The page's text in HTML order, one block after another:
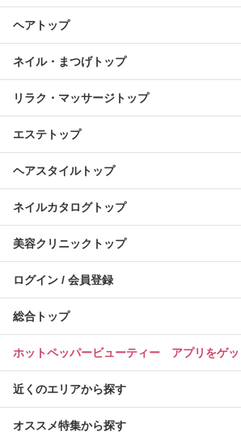
ヘアトップ
ネイル・まつげトップ
リラク・マッサージトップ
エステトップ
ヘアスタイルトップ
ネイルカタログトップ
美容クリニックトップ
ログイン / 会員登録
総合トップ
ホットペッパービューティー アプリをゲッ
近くのエリアから探す
オススメ特集から探す